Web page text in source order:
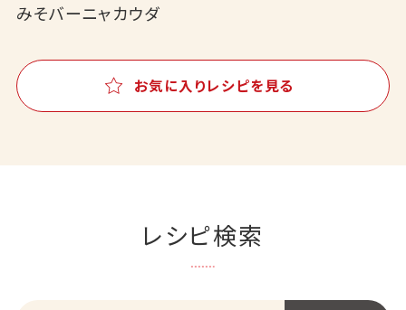
みそバーニャカウダ
お気に入りレシピを見る
レシピ検索